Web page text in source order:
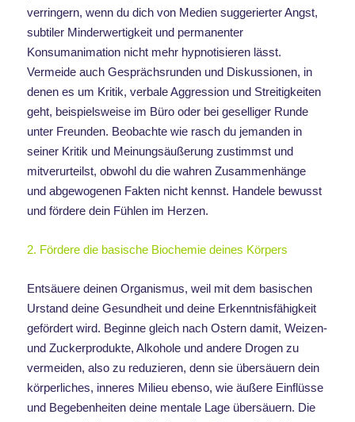
verringern, wenn du dich von Medien suggerierter Angst,
subtiler Minderwertigkeit und permanenter
Konsumanimation nicht mehr hypnotisieren lässt.
Vermeide auch Gesprächsrunden und Diskussionen, in
denen es um Kritik, verbale Aggression und Streitigkeiten
geht, beispielsweise im Büro oder bei geselliger Runde
unter Freunden. Beobachte wie rasch du jemanden in
seiner Kritik und Meinungsäußerung zustimmst und
mitverurteilst, obwohl du die wahren Zusammenhänge
und abgewogenen Fakten nicht kennst. Handele bewusst
und fördere dein Fühlen im Herzen.
2. Fördere die basische Biochemie deines Körpers
Entsäuere deinen Organismus, weil mit dem basischen
Urstand deine Gesundheit und deine Erkenntnisfähigkeit
gefördert wird. Beginne gleich nach Ostern damit, Weizen-
und Zuckerprodukte, Alkohole und andere Drogen zu
vermeiden, also zu reduzieren, denn sie übersäuern dein
körperliches, inneres Milieu ebenso, wie äußere Einflüsse
und Begebenheiten deine mentale Lage übersäuern. Die